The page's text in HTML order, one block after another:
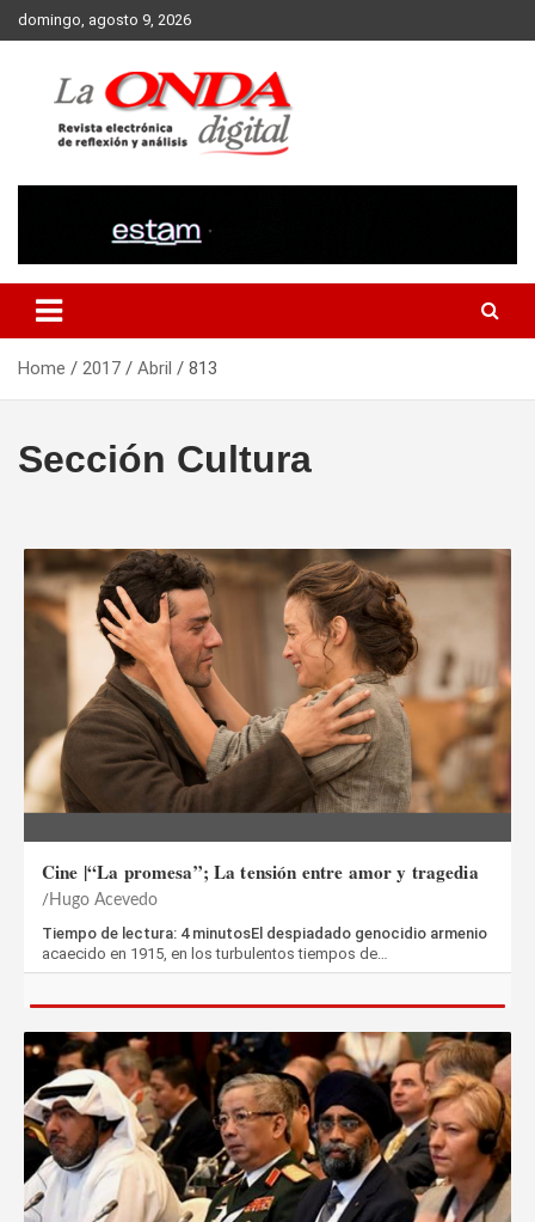
Skip
to
domingo, agosto 9, 2026
Home 2017 Abril 813
Cine |“La promesa”; La tensión entre amor y tragedia
Hugo Acevedo
Tiempo de lectura: 4 minutosEl despiadado genocidio armenio
acaecido en 1915, en los turbulentos tiempos de…